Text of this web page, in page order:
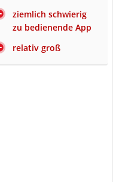
ziemlich schwierig
zu bedienende App
relativ groß